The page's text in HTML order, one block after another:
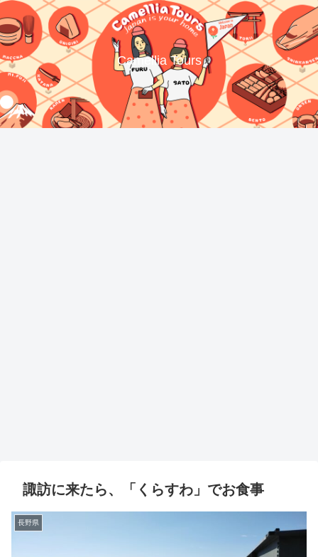
Camellia Tours
諏訪に来たら、「くらすわ」でお食事
長野県